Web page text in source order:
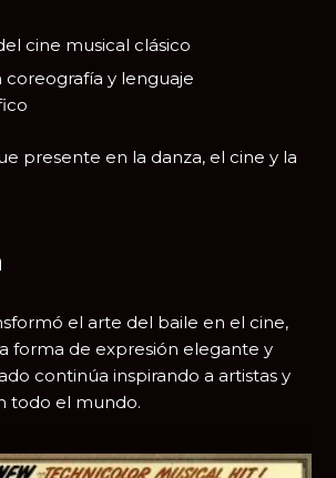
cine musical clásico
coreografía y lenguaje
presente en la danza, el cine y la
el arte del baile en el cine,
forma de expresión elegante y
continúa inspirando a artistas y
todo el mundo.